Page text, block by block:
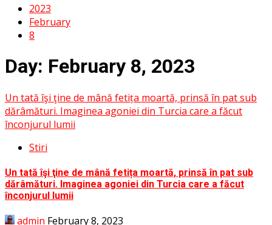
2023
February
8
Day: February 8, 2023
Un tată îşi ţine de mână fetița moartă, prinsă în pat sub
dărâmături. Imaginea agoniei din Turcia care a făcut
înconjurul lumii
Stiri
Un tată îşi ţine de mână fetița moartă, prinsă în pat sub
dărâmături. Imaginea agoniei din Turcia care a făcut
înconjurul lumii
admin February 8, 2023